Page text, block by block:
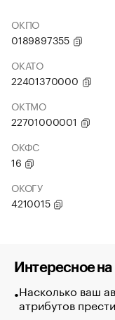
ОКПО
0189897355
ОКАТО
22401370000
ОКТМО
22701000001
ОКФС
16
ОКОГУ
4210015
Интересное
Насколько ваш
атрибутов